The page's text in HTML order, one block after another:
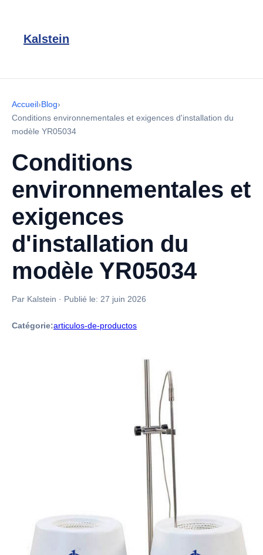
Kalstein
Accueil›Blog›
Conditions environnementales et exigences d'installation du
modèle YR05034
Conditions
environnementales et
exigences
d'installation du
modèle YR05034
Par Kalstein · Publié le: 27 juin 2026
Catégorie:articulos-de-productos